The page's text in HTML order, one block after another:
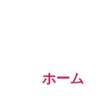
ホーム